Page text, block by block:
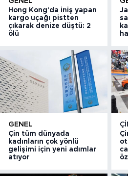
Hong Kong'da iniş yapan
kargo uçağı pistten
çıkarak denize düştü: 2
ölü
GENEL
Çin tüm dünyada
kadınların çok yönlü
gelişimi için yeni adımlar
atıyor